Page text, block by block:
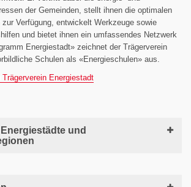
der Gemeinden, stellt ihnen die optimalen
zur Verfügung, entwickelt Werkzeuge sowie
und bietet ihnen ein umfassendes Netzwerk
Energiestadt» zeichnet der Trägerverein
Schulen als «Energieschulen» aus.
Trägerverein Energiestadt
und